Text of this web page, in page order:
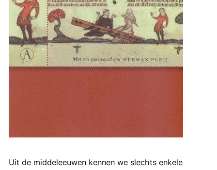
Uit de middeleeuwen kennen we slechts enkele